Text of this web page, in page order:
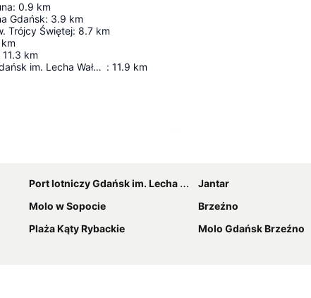
: 0.9 km
Gdańsk: 3.9 km
Trójcy Świętej: 8.7 km
km
11.3 km
Port Lotniczy Gdańsk im. Lecha Wałęsy : 11.9 km
Port lotniczy Gdańsk im. Lecha Wałęsy
Jantar
Molo w Sopocie
Brzeźno
Plaża Kąty Rybackie
Molo Gdańsk Brzeźno